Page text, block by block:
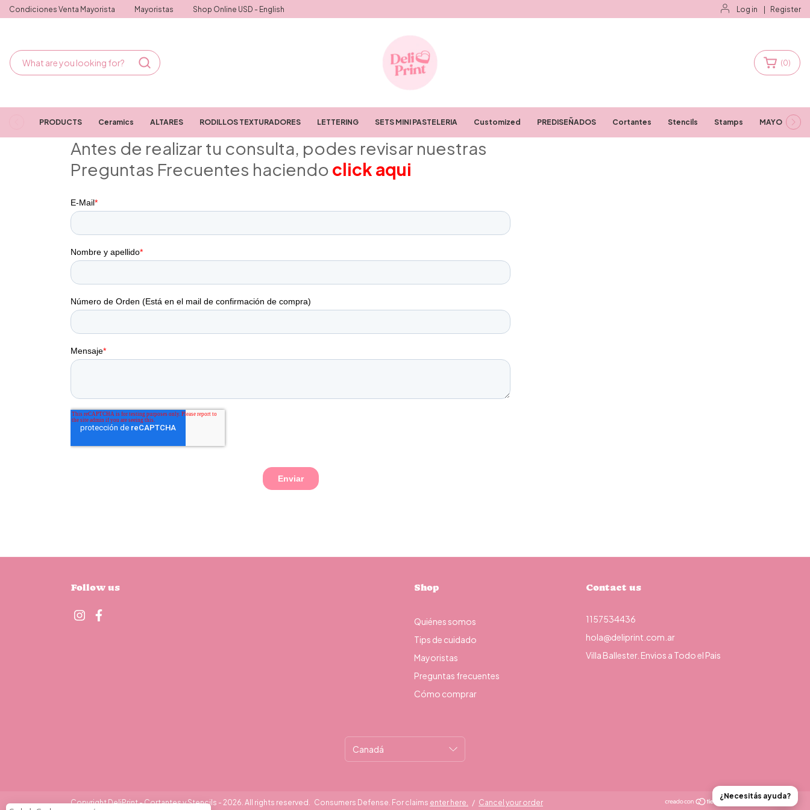
Condiciones Venta Mayorista Mayoristas Shop Online USD - English Log in Register
(0)
PRODUCTS Ceramics ALTARES RODILLOS TEXTURADORES LETTERING SETS MINI PASTELERIA Customized PREDISEÑADOS Cortantes Stencils Stamps MAYORISTAS
Antes de realizar tu consulta, podes revisar nuestras
Preguntas Frecuentes haciendo click aqui
Follow us Shop
Quiénes somos
Tips de cuidado
Mayoristas
Preguntas frecuentes
Cómo comprar
Contact us
1157534436
hola@deliprint.com.ar
Villa Ballester. Envios a Todo el Pais
Copyright DeliPrint - Cortantes y Stencils - 2026. All rights reserved. Consumers Defense. For claims enter here. / Cancel your order
¿Necesitás ayuda?